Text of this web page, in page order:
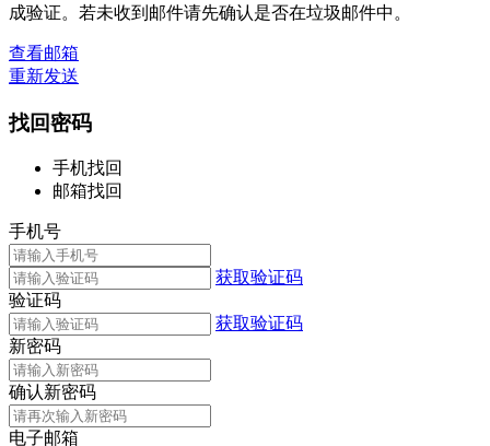
成验证。若未收到邮件请先确认是否在垃圾邮件中。
查看邮箱
重新发送
找回密码
手机找回
邮箱找回
手机号
获取验证码
验证码
获取验证码
新密码
确认新密码
电子邮箱